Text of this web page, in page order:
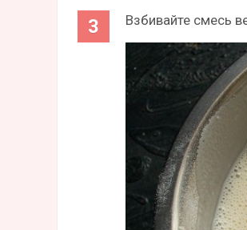
Взбивайте смесь